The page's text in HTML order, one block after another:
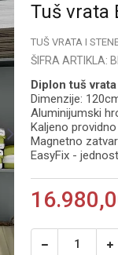
Tuš vrata
TUŠ VRATA I
ŠIFRA ARTIKLA:
Diplon tuš
Dimenzije:
Aluminijumski
Kaljeno
Magnetno
EasyFix -